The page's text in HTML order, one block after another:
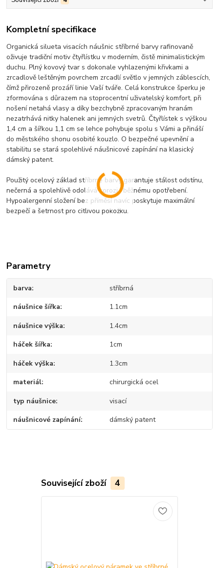
Kompletní specifikace
Organická silueta visacích náušnic stříbrné barvy rafinovaně
oživuje tradiční motiv čtyřlístku v moderním, čistě minimalistickým
duchu. Plný kovový tvar s dokonale vyhlazenými křivkami a
zrcadlově leštěným povrchem zrcadlí světlo v jemných záblescích,
čímž přirozeně prozáří linie Vaší tváře. Celá konstrukce šperku je
zformována s důrazem na stoprocentní uživatelský komfort, při
nošení netahá vlasy a díky bezchybně zpracovaným hranám
nezatrhává nitky halenek ani jemných svetrů. Čtyřlístek s výškou
1,4 cm a šířkou 1,1 cm se lehce pohybuje spolu s Vámi a přináší
do městského shonu osobité kouzlo. O bezpečné upevnění a
stabilitu se stará spolehlivé náušnicové zapínání na klasický
dámský patent.
Použitý ocelový základ stříbrné barvy garantuje stálost odstínu,
nečerná a spolehlivě odolává korozi i běžnému opotřebení.
Hypoalergenní složení bez příměsí navíc poskytuje maximální
bezpečí a šetrnost pro citlivou pokožku.
Parametry
barva stříbrná
náušnice šířka 1.1cm
náušnice výška 1.4cm
háček šířka 1cm
háček výška 1.3cm
materiál chirurgická ocel
typ náušnice visací
náušnicové zapínání dámský patent
Související zboží 4